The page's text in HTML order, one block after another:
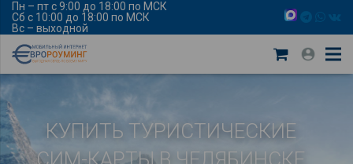
Пн – пт с 9:00 до 18:00 по МСК
Сб с 10:00 до 18:00 по МСК
Вс – выходной
КУПИТЬ ТУРИСТИЧЕСКИЕ
СИМ-КАРТЫ В ЧЕЛЯБИНСКЕ